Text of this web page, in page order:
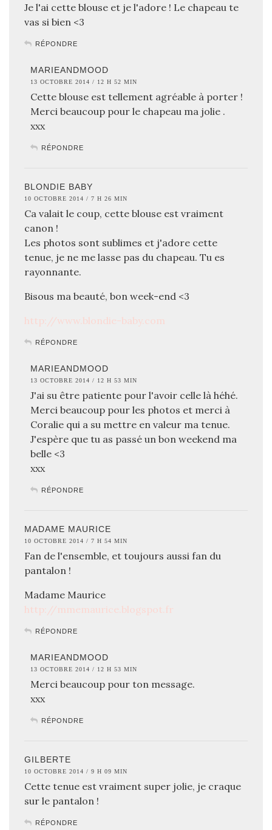
Je l'ai cette blouse et je l'adore ! Le chapeau te
vas si bien <3
RÉPONDRE
MARIEANDMOOD
13 OCTOBRE 2014 / 12 H 52 MIN
Cette blouse est tellement agréable à porter !
Merci beaucoup pour le chapeau ma jolie .
xxx
RÉPONDRE
BLONDIE BABY
10 OCTOBRE 2014 / 7 H 26 MIN
Ca valait le coup, cette blouse est vraiment
canon !
Les photos sont sublimes et j'adore cette
tenue, je ne me lasse pas du chapeau. Tu es
rayonnante.
Bisous ma beauté, bon week-end <3
http://www.blondie-baby.com
RÉPONDRE
MARIEANDMOOD
13 OCTOBRE 2014 / 12 H 53 MIN
J'ai su être patiente pour l'avoir celle là héhé.
Merci beaucoup pour les photos et merci à
Coralie qui a su mettre en valeur ma tenue.
J'espère que tu as passé un bon weekend ma
belle <3
xxx
RÉPONDRE
MADAME MAURICE
10 OCTOBRE 2014 / 7 H 54 MIN
Fan de l'ensemble, et toujours aussi fan du
pantalon !
Madame Maurice
http://mmemaurice.blogspot.fr
RÉPONDRE
MARIEANDMOOD
13 OCTOBRE 2014 / 12 H 53 MIN
Merci beaucoup pour ton message.
xxx
RÉPONDRE
GILBERTE
10 OCTOBRE 2014 / 9 H 09 MIN
Cette tenue est vraiment super jolie, je craque
sur le pantalon !
RÉPONDRE